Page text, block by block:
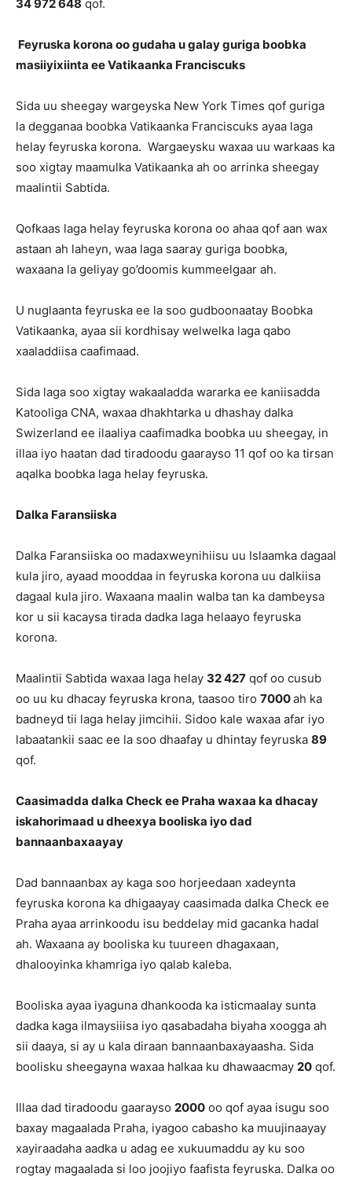
34 972 648 qof.
Feyruska korona oo gudaha u galay guriga boobka
masiiyixiinta ee Vatikaanka Franciscuks
Sida uu sheegay wargeyska New York Times qof guriga
la degganaa boobka Vatikaanka Franciscuks ayaa laga
helay feyruska korona. Wargaeysku waxaa uu warkaas ka
soo xigtay maamulka Vatikaanka ah oo arrinka sheegay
maalintii Sabtida.
Qofkaas laga helay feyruska korona oo ahaa qof aan wax
astaan ah laheyn, waa laga saaray guriga boobka,
waxaana la geliyay go’doomis kummeelgaar ah.
U nuglaanta feyruska ee la soo gudboonaatay Boobka
Vatikaanka, ayaa sii kordhisay welwelka laga qabo
xaaladdiisa caafimaad.
Sida laga soo xigtay wakaaladda wararka ee kaniisadda
Katooliga CNA, waxaa dhakhtarka u dhashay dalka
Swizerland ee ilaaliya caafimadka boobka uu sheegay, in
illaa iyo haatan dad tiradoodu gaarayso 11 qof oo ka tirsan
aqalka boobka laga helay feyruska.
Dalka Faransiiska
Dalka Faransiiska oo madaxweynihiisu uu Islaamka dagaal
kula jiro, ayaad mooddaa in feyruska korona uu dalkiisa
dagaal kula jiro. Waxaana maalin walba tan ka dambeysa
kor u sii kacaysa tirada dadka laga helaayo feyruska
korona.
Maalintii Sabtida waxaa laga helay 32 427 qof oo cusub
oo uu ku dhacay feyruska krona, taasoo tiro 7000ah ka
badneyd tii laga helay jimcihii. Sidoo kale waxaa afar iyo
labaatankii saac ee la soo dhaafay u dhintay feyruska 89
qof.
Caasimadda dalka Check ee Praha waxaa ka dhacay
iskahorimaad u dheexya booliska iyo dad
bannaanbaxaayay
Dad bannaanbax ay kaga soo horjeedaan xadeynta
feyruska korona ka dhigaayay caasimada dalka Check ee
Praha ayaa arrinkoodu isu beddelay mid gacanka hadal
ah. Waxaana ay booliska ku tuureen dhagaxaan,
dhalooyinka khamriga iyo qalab kaleba.
Booliska ayaa iyaguna dhankooda ka isticmaalay sunta
dadka kaga ilmaysiiisa iyo qasabadaha biyaha xoogga ah
sii daaya, si ay u kala diraan bannaanbaxayaasha. Sida
boolisku sheegayna waxaa halkaa ku dhawaacmay 20 qof.
Illaa dad tiradoodu gaarayso 2000 oo qof ayaa isugu soo
baxay magaalada Praha, iyagoo cabasho ka muujinaayay
xayiraadaha aadka u adag ee xukuumaddu ay ku soo
rogtay magaalada si loo joojiyo faafista feyruska. Dalka oo